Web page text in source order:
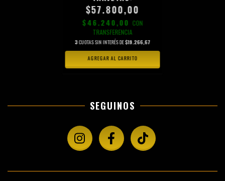
$57.800,00
$46.240,00 CON
TRANSFERENCIA
3CUOTAS SIN INTERÉS DE$19.266,67
AGREGAR AL CARRITO
SEGUINOS